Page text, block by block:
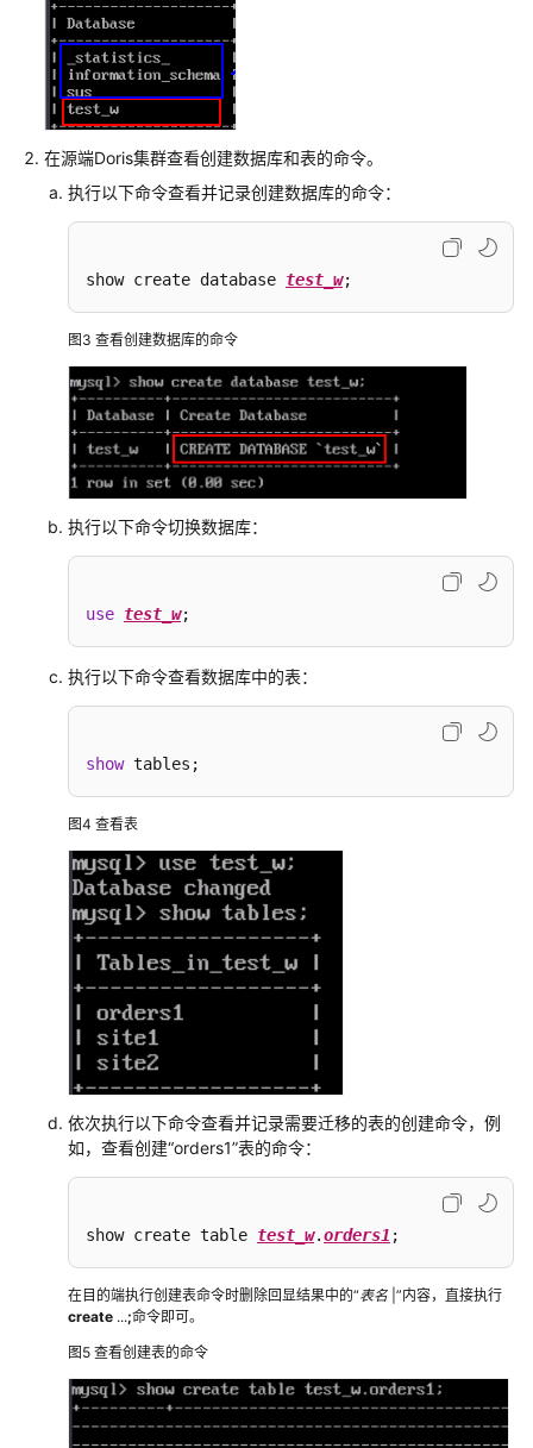
数
据
使
用
服
务
迁
Hive
据
MRS
集
群
使
distcp
Hive
数
据
群
使
用
CDM
服
务
迁
移
MySQL
数
据
至
MRS
Hive
用
移
数
据
至
在源端Doris集群查看创建数据库和表的命令。
执行以下命令查看并记录创建数据库的命令：
show create database test_w;
图3 查看创建数据库的命令
执行以下命令切换数据库：
use test_w;
执行以下命令查看数据库中的表：
show tables;
图4 查看表
依次执行以下命令查看并记录需要迁移的表的创建命令，例
如，查看创建“orders1”表的命令：
show create table test_w.orders1 ;
在目的端执行创建表命令时删除回显结果中的“表名 |”内容，直接执行
create ...;命令即可。
图5 查看创建表的命令